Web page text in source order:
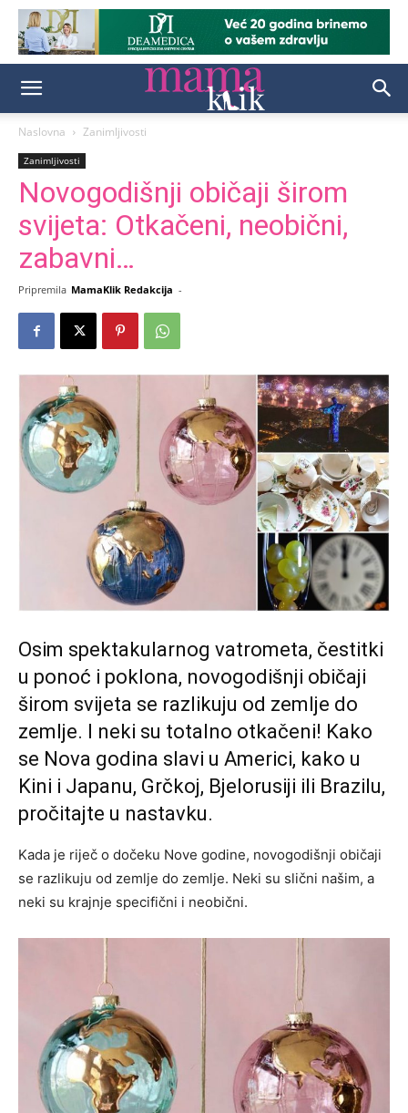
Naslovna Zanimljivosti
Zanimljivosti
Novogodišnji običaji širom
svijeta: Otkačeni, neobični,
zabavni…
Pripremila MamaKlik Redakcija -
Osim spektakularnog vatrometa, čestitki
u ponoć i poklona, novogodišnji običaji
širom svijeta se razlikuju od zemlje do
zemlje. I neki su totalno otkačeni! Kako
se Nova godina slavi u Americi, kako u
Kini i Japanu, Grčkoj, Bjelorusiji ili Brazilu,
pročitajte u nastavku.
Kada je riječ o dočeku Nove godine, novogodišnji običaji
se razlikuju od zemlje do zemlje. Neki su slični našim, a
neki su krajnje specifični i neobični.